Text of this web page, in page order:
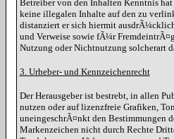
Betreiber von den Inhalten Kenntnis
keine illegalen Inhalte auf den zu
distanziert er sich hiermit
und Verweise sowie fÃ¼r
Nutzung oder Nichtnutzung solcherart
3. Urheber- und Kennzeichenrecht
Der Herausgeber ist bestrebt, in allen
nutzen oder auf lizenzfreie Grafiken,
uneingeschrÃ¤nkt den Bestimmungen
Markenzeichen nicht durch Rechte